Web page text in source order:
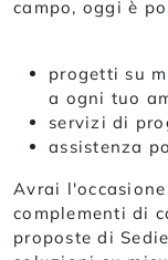
campo, oggi è
progetti su
a ogni tuo
servizi di
assistenza
Avrai
complementi di
proposte di